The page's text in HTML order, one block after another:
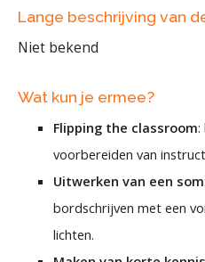
Lange beschrijving van
Niet bekend
Wat kun je ermee?
Flipping the classroom:
voorbereiden van
Uitwerken van een som
bordschrijven met een
lichten.